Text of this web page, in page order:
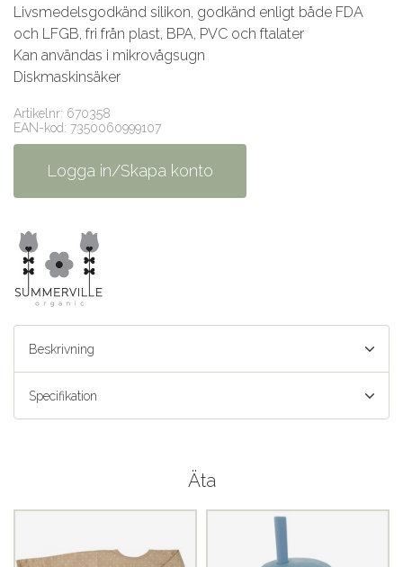
Livsmedelsgodkänd silikon, godkänd enligt både FDA
och LFGB, fri från plast, BPA, PVC och ftalater
Kan användas i mikrovågsugn
Diskmaskinsäker
Artikelnr: 670358
EAN-kod: 7350060999107
Logga in/Skapa konto
Beskrivning
Specifikation
Äta